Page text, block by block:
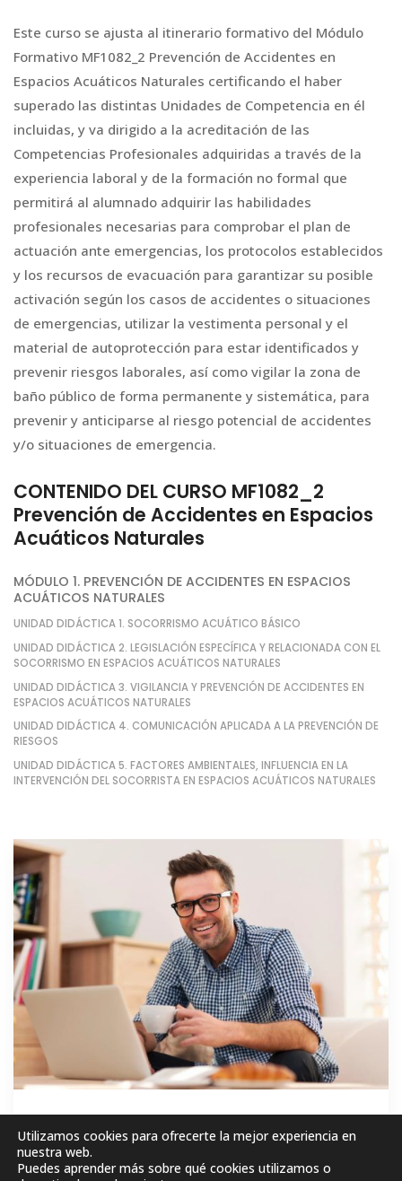
Este curso se ajusta al itinerario formativo del Módulo
Formativo MF1082_2 Prevención de Accidentes en
Espacios Acuáticos Naturales certificando el haber
superado las distintas Unidades de Competencia en él
incluidas, y va dirigido a la acreditación de las
Competencias Profesionales adquiridas a través de la
experiencia laboral y de la formación no formal que
permitirá al alumnado adquirir las habilidades
profesionales necesarias para comprobar el plan de
actuación ante emergencias, los protocolos establecidos
y los recursos de evacuación para garantizar su posible
activación según los casos de accidentes o situaciones
de emergencias, utilizar la vestimenta personal y el
material de autoprotección para estar identificados y
prevenir riesgos laborales, así como vigilar la zona de
baño público de forma permanente y sistemática, para
prevenir y anticiparse al riesgo potencial de accidentes
y/o situaciones de emergencia.
CONTENIDO DEL CURSO MF1082_2
Prevención de Accidentes en Espacios
Acuáticos Naturales
MÓDULO 1. PREVENCIÓN DE ACCIDENTES EN ESPACIOS
ACUÁTICOS NATURALES
UNIDAD DIDÁCTICA 1. SOCORRISMO ACUÁTICO BÁSICO
UNIDAD DIDÁCTICA 2. LEGISLACIÓN ESPECÍFICA Y RELACIONADA CON EL
SOCORRISMO EN ESPACIOS ACUÁTICOS NATURALES
UNIDAD DIDÁCTICA 3. VIGILANCIA Y PREVENCIÓN DE ACCIDENTES EN
ESPACIOS ACUÁTICOS NATURALES
UNIDAD DIDÁCTICA 4. COMUNICACIÓN APLICADA A LA PREVENCIÓN DE
RIESGOS
UNIDAD DIDÁCTICA 5. FACTORES AMBIENTALES, INFLUENCIA EN LA
INTERVENCIÓN DEL SOCORRISTA EN ESPACIOS ACUÁTICOS NATURALES
GRATIS
MATRICÚLESE AHORA!
Utilizamos cookies para ofrecerte la mejor experiencia en
nuestra web.
Puedes aprender más sobre qué cookies utilizamos o